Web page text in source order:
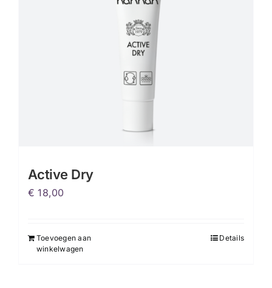
Active Dry
€ 18,00
Toevoegen aan
winkelwagen
Details